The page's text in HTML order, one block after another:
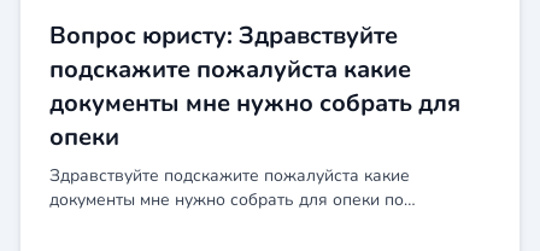
указанием новых условий проживания.
Сроки зависят от загруженности суда,
обычно два-три месяца, а может и дольше.
Отправь мне свои документы или приходи на
консультацию очно — вместе оформим
не было косяков.
Вопрос юристу: Здравствуйте
подскажите пожалуйста какие
документы мне нужно собрать для
опеки
Здравствуйте подскажите пожалуйста какие
документы мне нужно собрать для опеки по